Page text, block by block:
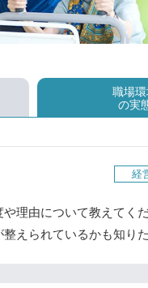
職場環
の実
経
理由について教えてく
えられているかも知りた